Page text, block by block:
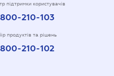
підтримки користувачів
210-103
продуктів та рішень
210-102